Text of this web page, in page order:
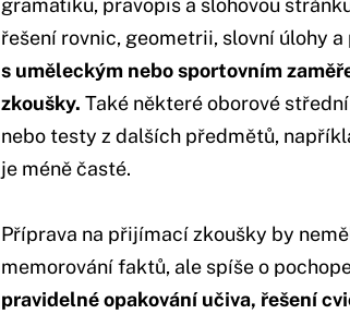
gramatiku, pravopis a slohovou
řešení rovnic, geometrii, slovní úlohy a
s uměleckým nebo sportovním
zkoušky. Také některé oborové
nebo testy z dalších předmětů,
je méně časté.
Příprava na přijímací zkoušky by
memorování faktů, ale spíše o
pravidelné opakování učiva, řešení